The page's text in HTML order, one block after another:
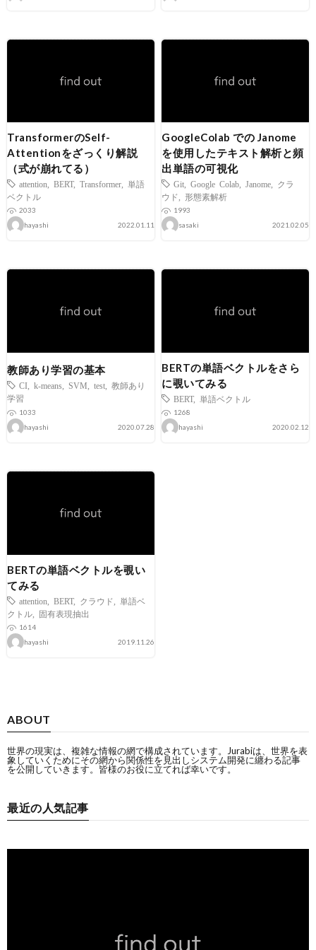
TransformerのSelf-
Attentionをざっくり解説
（式が崩れてる）
attention BERT, Transformer
単語
ベクトル
2033
hayashi
2022.01.11
GoogleColab での Janome
を使用したテキスト解析と頻
出単語の可視化
Git Google Colab Janome
クラ
ウド
形態素解析
1993
sasaki
2021.02.05
教師あり学習の基本
CI k-means SVM test
教師あり
学習
1033
hayashi
2020.07.28
BERTの単語ベクトルをさら
に覗いてみる
BERT, 単語ベクトル
1268
hayashi
2020.02.12
BERTの単語ベクトルを覗い
てみる
attention BERT, クラウド
単語ベ
クトル
固有表現抽出
1614
hayashi
2019.11.26
ABOUT
世界の現実は、複雑な情報の網で構成されています。Jurabiは、世界を表
象していくためにその網から関係性を見出しシステム開発に纏わる記事
を公開していきます。皆様のお役に立てれば幸いです。
最近の人気記事